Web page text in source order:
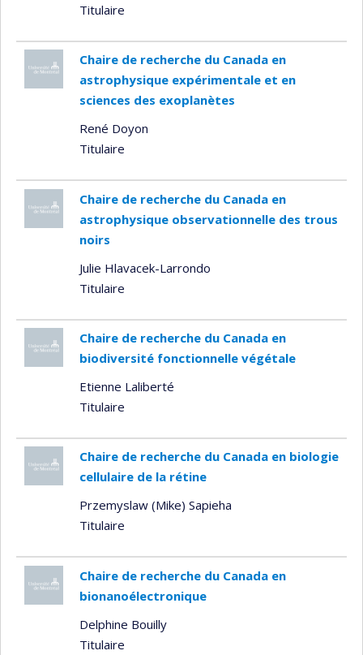
Titulaire
Chaire de recherche du Canada en
astrophysique expérimentale et en
sciences des exoplanètes
René Doyon
Titulaire
Chaire de recherche du Canada en
astrophysique observationnelle des trous
noirs
Julie Hlavacek-Larrondo
Titulaire
Chaire de recherche du Canada en
biodiversité fonctionnelle végétale
Etienne Laliberté
Titulaire
Chaire de recherche du Canada en biologie
cellulaire de la rétine
Przemyslaw (Mike) Sapieha
Titulaire
Chaire de recherche du Canada en
bionanoélectronique
Delphine Bouilly
Titulaire